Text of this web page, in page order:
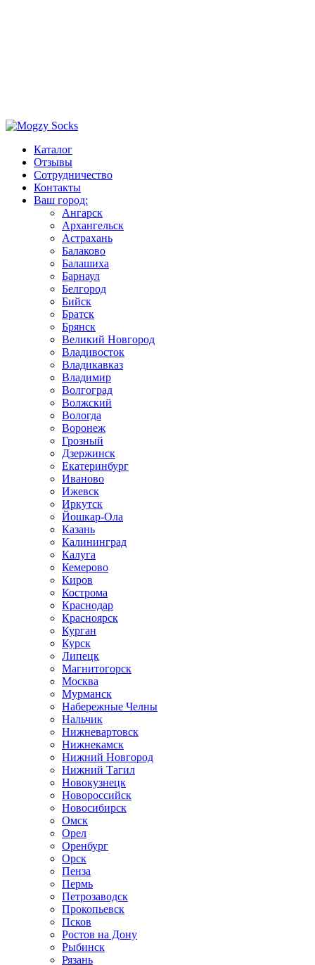
Каталог
Отзывы
Сотрудничество
Контакты
Ваш город:
Ангарск
Архангельск
Астрахань
Балаково
Балашиха
Барнаул
Белгород
Бийск
Братск
Брянск
Великий Новгород
Владивосток
Владикавказ
Владимир
Волгоград
Волжский
Вологда
Воронеж
Грозный
Дзержинск
Екатеринбург
Иваново
Ижевск
Иркутск
Йошкар-Ола
Казань
Калининград
Калуга
Кемерово
Киров
Кострома
Краснодар
Красноярск
Курган
Курск
Липецк
Магнитогорск
Москва
Мурманск
Набережные Челны
Нальчик
Нижневартовск
Нижнекамск
Нижний Новгород
Нижний Тагил
Новокузнецк
Новороссийск
Новосибирск
Омск
Орел
Оренбург
Орск
Пенза
Пермь
Петрозаводск
Прокопьевск
Псков
Ростов на Дону
Рыбинск
Рязань